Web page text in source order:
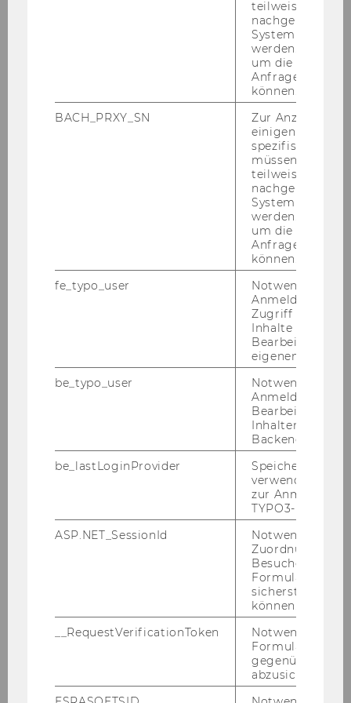
Forschungsinstitut für Altersökonomie
Wir über uns
FI-Leitung
Leitung wissenschaftlicher Projekte
Wissenschaftliche Mitarbeiter*innen
Kontakt
teilweise von
nachgelagerten
System
werden.
um die Antwort
Anfrage
können.
BACH_PRXY_SN
Zur Anzeige von
einigen WU-
spezifischen
müssen
teilweise von
nachgelagerten
System
werden.
um die Antwort
Anfrage
können.
fe_typo_user
Notwendig für
Anmeldung und
Zugriff auf
Inhalte oder zur
Bearbeitung des
eigenen Profils.
be_typo_user
Notwendig für
Anmeldung und
Bearbeitung von
Inhalten im
Backend.
be_lastLoginProvider
Speichert die
verwendete
zur Anmeldung
TYPO3-Backend.
ASP.NET_SessionId
Notwendig, um
Zuordnung von
Besucher zu
sicherstellen zu
können.
__RequestVerificationToken
Notwendig, um
gegenüber
abzusichern.